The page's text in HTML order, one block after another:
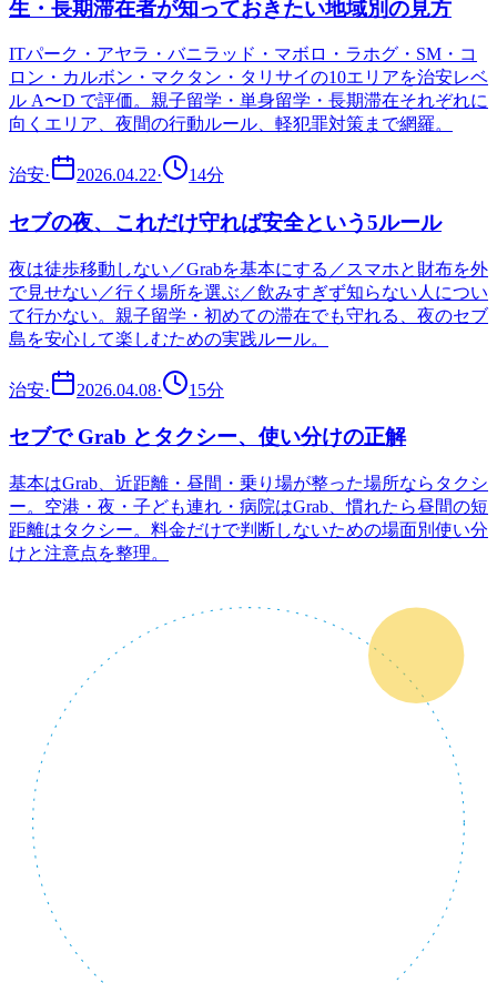
生・長期滞在者が知っておきたい地域別の見方
ITパーク・アヤラ・バニラッド・マボロ・ラホグ・SM・コ
ロン・カルボン・マクタン・タリサイの10エリアを治安レベ
ル A〜D で評価。親子留学・単身留学・長期滞在それぞれに
向くエリア、夜間の行動ルール、軽犯罪対策まで網羅。
治安· 2026.04.22· 14分
セブの夜、これだけ守れば安全という5ルール
夜は徒歩移動しない／Grabを基本にする／スマホと財布を外
で見せない／行く場所を選ぶ／飲みすぎず知らない人につい
て行かない。親子留学・初めての滞在でも守れる、夜のセブ
島を安心して楽しむための実践ルール。
治安· 2026.04.08· 15分
セブで Grab とタクシー、使い分けの正解
基本はGrab、近距離・昼間・乗り場が整った場所ならタクシ
ー。空港・夜・子ども連れ・病院はGrab、慣れたら昼間の短
距離はタクシー。料金だけで判断しないための場面別使い分
けと注意点を整理。